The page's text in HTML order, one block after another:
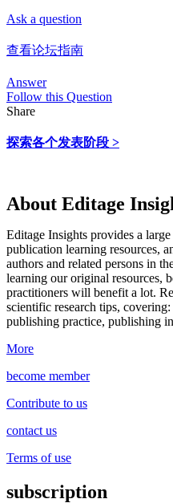
Ask a question
查看论坛指南
Answer
Follow this Question
Share
探索各个发表阶段 >
About Editage
Editage Insights provides a
publication learning resources,
authors and related persons in
learning our original resources,
practitioners will benefit a lot.
scientific research tips,
publishing practice, publishing
More
become member
Contribute to us
contact us
Terms of use
subscription